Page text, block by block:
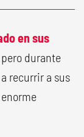
en sus
pero durante
recurrir a sus